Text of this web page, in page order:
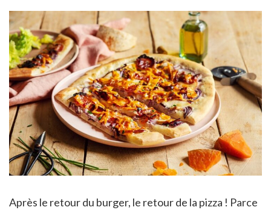
Après le retour du burger, le retour de la pizza ! Parce